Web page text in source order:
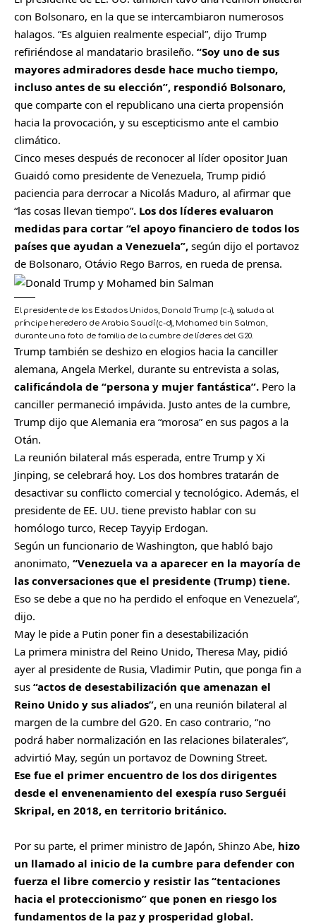
con Bolsonaro, en la que se intercambiaron numerosos
halagos. “Es alguien realmente especial”, dijo Trump
refiriéndose al mandatario brasileño. “Soy uno de sus
mayores admiradores desde hace mucho tiempo,
incluso antes de su elección”, respondió Bolsonaro,
que comparte con el republicano una cierta propensión
hacia la provocación, y su escepticismo ante el cambio
climático.
Cinco meses después de reconocer al líder opositor Juan
Guaidó como presidente de Venezuela, Trump pidió
paciencia para derrocar a Nicolás Maduro, al afirmar que
“las cosas llevan tiempo”. Los dos líderes evaluaron
medidas para cortar “el apoyo financiero de todos los
países que ayudan a Venezuela”, según dijo el portavoz
de Bolsonaro, Otávio Rego Barros, en rueda de prensa.
El presidente de los Estados Unidos, Donald Trump (c-i), saluda al
príncipe heredero de Arabia Saudí (c-d), Mohamed bin Salman,
durante una foto de familia de la cumbre de líderes del G20.
Trump también se deshizo en elogios hacia la canciller
alemana, Angela Merkel, durante su entrevista a solas,
calificándola de “persona y mujer fantástica”. Pero la
canciller permaneció impávida. Justo antes de la cumbre,
Trump dijo que Alemania era “morosa” en sus pagos a la
Otán.
La reunión bilateral más esperada, entre Trump y Xi
Jinping, se celebrará hoy. Los dos hombres tratarán de
desactivar su conflicto comercial y tecnológico. Además, el
presidente de EE. UU. tiene previsto hablar con su
homólogo turco, Recep Tayyip Erdogan.
Según un funcionario de Washington, que habló bajo
anonimato, “Venezuela va a aparecer en la mayoría de
las conversaciones que el presidente (Trump) tiene.
Eso se debe a que no ha perdido el enfoque en Venezuela”,
dijo.
May le pide a Putin poner fin a desestabilización
La primera ministra del Reino Unido, Theresa May, pidió
ayer al presidente de Rusia, Vladimir Putin, que ponga fin a
sus “actos de desestabilización que amenazan el
Reino Unido y sus aliados”, en una reunión bilateral al
margen de la cumbre del G20. En caso contrario, “no
podrá haber normalización en las relaciones bilaterales”,
advirtió May, según un portavoz de Downing Street.
Ese fue el primer encuentro de los dos dirigentes
desde el envenenamiento del exespía ruso Serguéi
Skripal, en 2018, en territorio británico.
Por su parte, el primer ministro de Japón, Shinzo Abe, hizo
un llamado al inicio de la cumbre para defender con
fuerza el libre comercio y resistir las “tentaciones
hacia el proteccionismo” que ponen en riesgo los
fundamentos de la paz y prosperidad global.